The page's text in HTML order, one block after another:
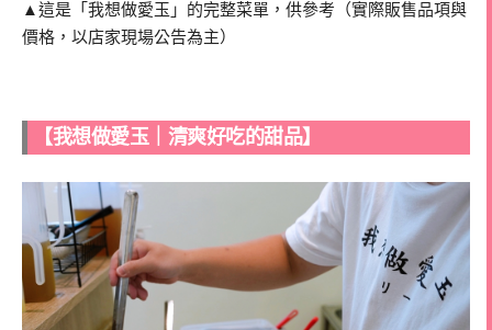
▲這是「我想做愛玉」的完整菜單，供參考（實際販售品項與
價格，以店家現場公告為主）
【我想做愛玉｜清爽好吃的甜品】